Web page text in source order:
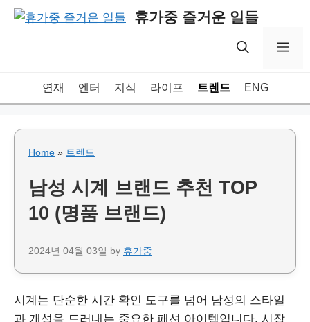
Skip
휴가중 즐거운 일들
연재 엔터 지식 라이프 트렌드 ENG
Home » 트렌드
남성 시계 브랜드 추천 TOP
10 (명품 브랜드)
2024년 04월 03일 by 휴가중
시계는 단순한 시간 확인 도구를 넘어 남성의 스타일
과 개성을 드러내는 중요한 패션 아이템입니다. 시장